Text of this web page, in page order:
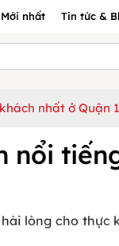
Mới nhất Tin tức &
nhất ở Quận 1
lòng cho